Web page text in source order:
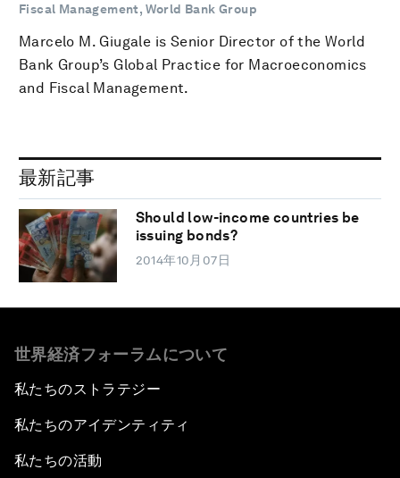
Fiscal Management, World Bank Group
Marcelo M. Giugale is Senior Director of the World
Bank Group’s Global Practice for Macroeconomics
and Fiscal Management.
最新記事
Should low-income countries be
issuing bonds?
2014年10月07日
世界経済フォーラムについて
私たちのストラテジー
私たちのアイデンティティ
私たちの活動